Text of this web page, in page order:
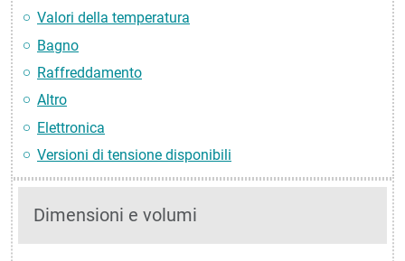
Valori della temperatura
Bagno
Raffreddamento
Altro
Elettronica
Versioni di tensione disponibili
Dimensioni e volumi